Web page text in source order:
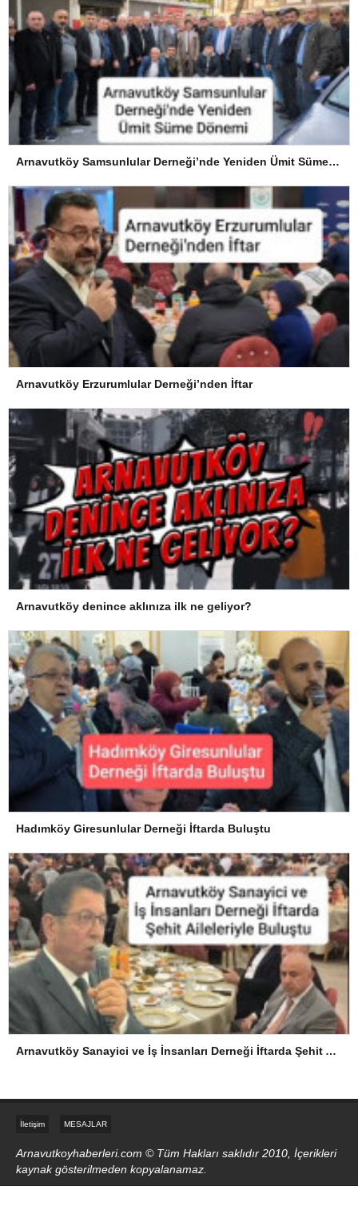
Arnavutköy Samsunlular Derneği’nde Yeniden Ümit Süme Dönemi
Arnavutköy Erzurumlular Derneği’nden İftar
Arnavutköy denince aklınıza ilk ne geliyor?
Hadımköy Giresunlular Derneği İftarda Buluştu
Arnavutköy Sanayici ve İş İnsanları Derneği İftarda Şehit Aileleriyle Buluştu
İletişim MESAJLAR
Arnavutkoyhaberleri.com © Tüm Hakları saklıdır 2010, İçerikleri
kaynak gösterilmeden kopyalanamaz.